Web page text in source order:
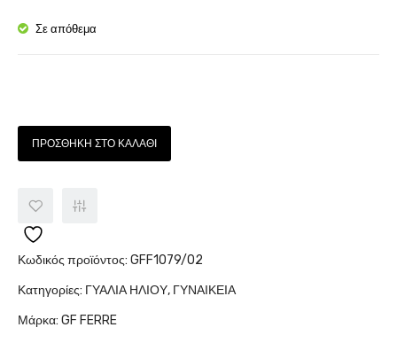
Σε απόθεμα
ΠΡΟΣΘΉΚΗ ΣΤΟ ΚΑΛΆΘΙ
Κωδικός προϊόντος: GFF1079/02
Κατηγορίες: ΓΥΑΛΙΑ ΗΛΙΟΥ, ΓΥΝΑΙΚΕΙΑ
Μάρκα: GF FERRE